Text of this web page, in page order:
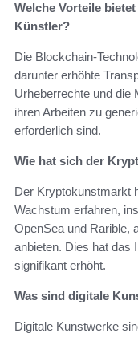
Welche Vorteile
Künstler?
Die Blockchain-
darunter erhöhte
Urheberrechte und die
ihren Arbeiten zu
erforderlich sind.
Wie hat sich der
Der Kryptokunstmarkt
Wachstum erfahren,
OpenSea und Rarible,
anbieten. Dies hat das
signifikant erhöht.
Was sind digitale
Digitale Kunstwerke